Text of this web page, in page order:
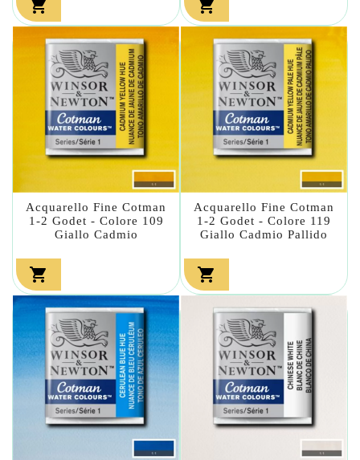
 
Acquarello Fine Cotman
1-2 Godet - Colore 109
Giallo Cadmio

Acquarello Fine Cotman
1-2 Godet - Colore 119
Giallo Cadmio Pallido
